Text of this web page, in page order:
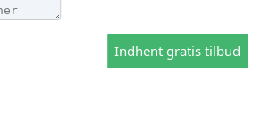
Indhent gratis tilbud